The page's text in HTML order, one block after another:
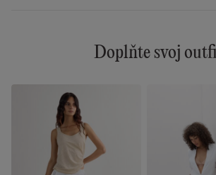
Doplňte svoj